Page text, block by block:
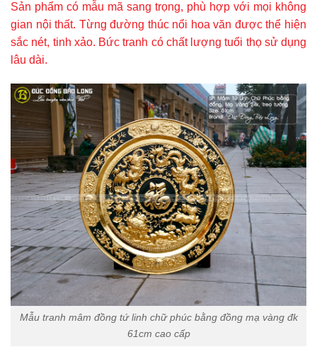
Sản phẩm có mẫu mã sang trọng, phù hợp với mọi không
gian nội thất. Từng đường thúc nổi hoa văn được thể hiện
sắc nét, tinh xảo. Bức tranh có chất lượng tuổi thọ sử dụng
lâu dài.
Mẫu tranh mâm đồng tứ linh chữ phúc bằng đồng mạ vàng đk
61cm cao cấp